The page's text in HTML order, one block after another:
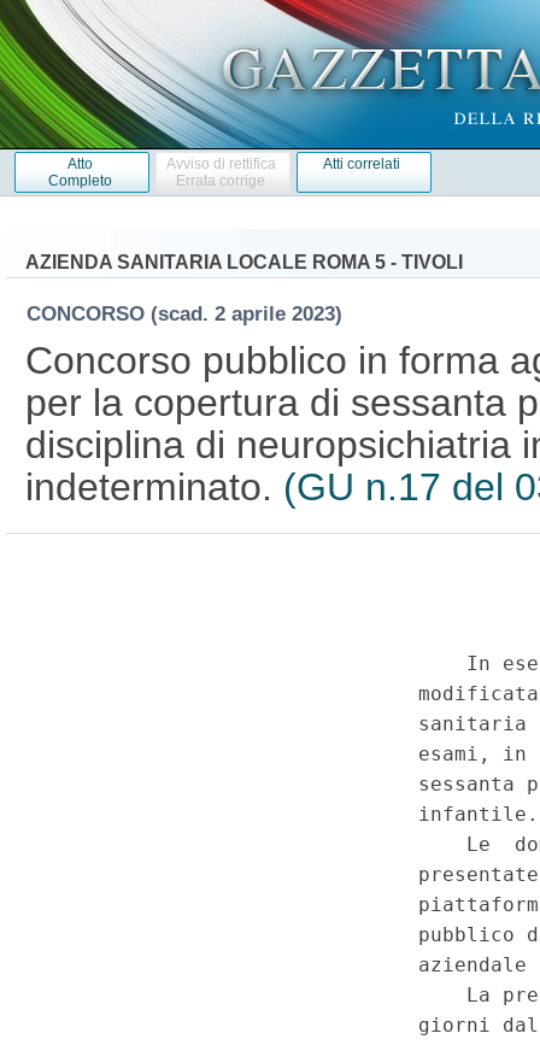
Atto
Completo
Avviso di rettifica
Errata corrige
Atti correlati
AZIENDA SANITARIA LOCALE ROMA 5 - TIVOLI
CONCORSO (scad. 2 aprile 2023)
Concorso pubblico in forma
per la copertura di sessanta
disciplina di neuropsichiatria
indeterminato. (GU n.17 del